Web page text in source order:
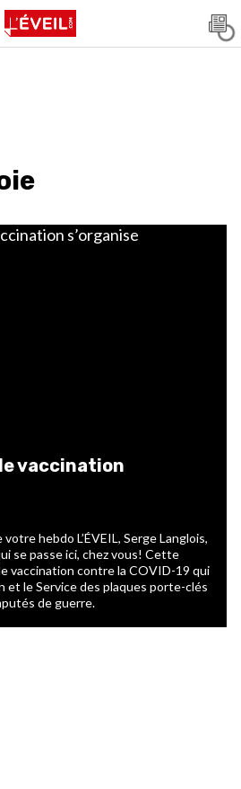
vaccination
hebdo L’ÉVEIL, Serge Langlois,
se passe ici, chez vous! Cette
vaccination contre la COVID-19 qui
et le Service des plaques porte-clés
de guerre.